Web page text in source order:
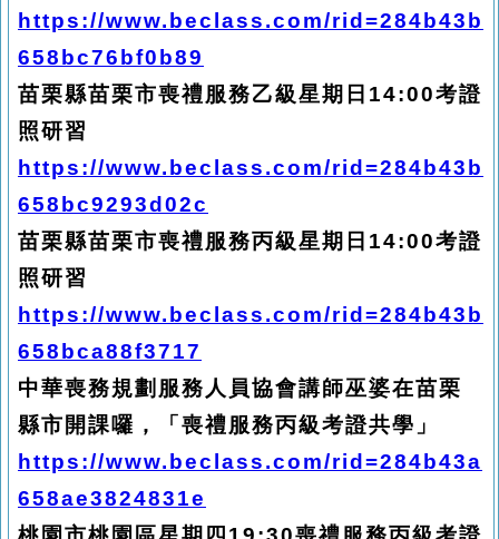
https://www.beclass.com/rid=284b43b
658bc76bf0b89
苗栗縣苗栗市喪禮服務乙級星期日14:00考證
照研習
https://www.beclass.com/rid=284b43b
658bc9293d02c
苗栗縣苗栗市喪禮服務丙級星期日14:00考證
照研習
https://www.beclass.com/rid=284b43b
658bca88f3717
中華喪務規劃服務人員協會講師巫婆在苗栗
縣市開課囉，「喪禮服務丙級考證共學」
https://www.beclass.com/rid=284b43a
658ae3824831e